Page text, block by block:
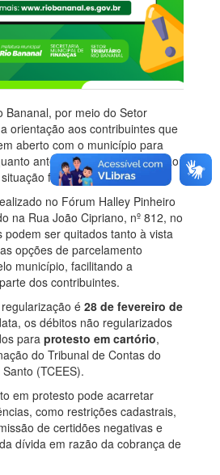
Bananal, por meio do Setor
orientação aos contribuintes que
aberto com o município para
antes, o Setor de Tributação
fiscal.
no Fórum Halley Pinheiro
na Rua João Cipriano, nº 812, no
podem ser quitados tanto à vista
opções de parcelamento
município, facilitando a
dos contribuintes.
é 28 de fevereiro de
os débitos não regularizados
para protesto em cartório,
do Tribunal de Contas do
(TCEES).
em protesto pode acarretar
como restrições cadastrais,
de certidões negativas e
dívida em razão da cobrança de